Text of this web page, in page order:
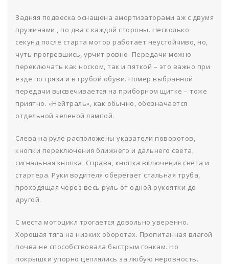
Задняя подвеска оснащена амортизаторами аж с двумя
пружинами , по два с каждой стороны. Несколько
секунд после старта мотор работает неустойчиво, но,
чуть прогревшись, урчит ровно. Передачи можно
переключать как носком, так и пяткой – это важно при
езде по грязи и в грубой обуви. Номер выбранной
передачи высвечивается на приборном щитке – тоже
приятно. «Нейтраль», как обычно, обозначается
отдельной зеленой лампой.
Слева на руле расположены указатели поворотов,
кнопки переключения ближнего и дальнего света,
сигнальная кнопка. Справа, кнопка включения света и
стартера. Руки водителя оберегает стальная труба,
проходящая через весь руль от одной рукоятки до
другой.
С места мотоцикл трогается довольно уверенно.
Хорошая тяга на низких оборотах. Пропитанная влагой
почва не способствовала быстрым гонкам. Но
покрышки упорно цеплялись за любую неровность.